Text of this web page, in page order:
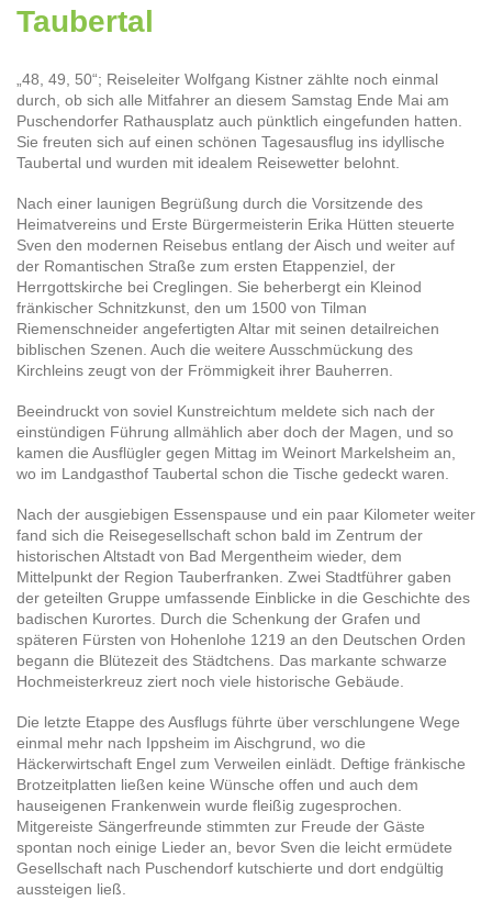
Taubertal
„48, 49, 50“; Reiseleiter Wolfgang Kistner zählte noch einmal
durch, ob sich alle Mitfahrer an diesem Samstag Ende Mai am
Puschendorfer Rathausplatz auch pünktlich eingefunden hatten.
Sie freuten sich auf einen schönen Tagesausflug ins idyllische
Taubertal und wurden mit idealem Reisewetter belohnt.
Nach einer launigen Begrüßung durch die Vorsitzende des
Heimatvereins und Erste Bürgermeisterin Erika Hütten steuerte
Sven den modernen Reisebus entlang der Aisch und weiter auf
der Romantischen Straße zum ersten Etappenziel, der
Herrgottskirche bei Creglingen. Sie beherbergt ein Kleinod
fränkischer Schnitzkunst, den um 1500 von Tilman
Riemenschneider angefertigten Altar mit seinen detailreichen
biblischen Szenen. Auch die weitere Ausschmückung des
Kirchleins zeugt von der Frömmigkeit ihrer Bauherren.
Beeindruckt von soviel Kunstreichtum meldete sich nach der
einstündigen Führung allmählich aber doch der Magen, und so
kamen die Ausflügler gegen Mittag im Weinort Markelsheim an,
wo im Landgasthof Taubertal schon die Tische gedeckt waren.
Nach der ausgiebigen Essenspause und ein paar Kilometer weiter
fand sich die Reisegesellschaft schon bald im Zentrum der
historischen Altstadt von Bad Mergentheim wieder, dem
Mittelpunkt der Region Tauberfranken. Zwei Stadtführer gaben
der geteilten Gruppe umfassende Einblicke in die Geschichte des
badischen Kurortes. Durch die Schenkung der Grafen und
späteren Fürsten von Hohenlohe 1219 an den Deutschen Orden
begann die Blütezeit des Städtchens. Das markante schwarze
Hochmeisterkreuz ziert noch viele historische Gebäude.
Die letzte Etappe des Ausflugs führte über verschlungene Wege
einmal mehr nach Ippsheim im Aischgrund, wo die
Häckerwirtschaft Engel zum Verweilen einlädt. Deftige fränkische
Brotzeitplatten ließen keine Wünsche offen und auch dem
hauseigenen Frankenwein wurde fleißig zugesprochen.
Mitgereiste Sängerfreunde stimmten zur Freude der Gäste
spontan noch einige Lieder an, bevor Sven die leicht ermüdete
Gesellschaft nach Puschendorf kutschierte und dort endgültig
aussteigen ließ.